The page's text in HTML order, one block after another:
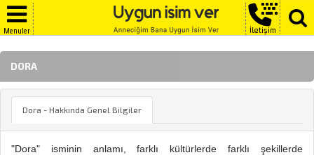
Menuler İletişim
DORA
Dora - Hakkında Genel Bilgiler
"Dora" isminin anlamı, farklı kültürlerde farklı şekillerde